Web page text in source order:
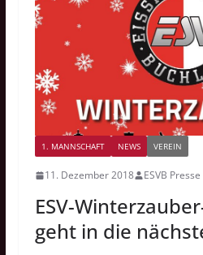
1. MANNSCHAFT NEWS VEREIN
11. Dezember 2018 ESVB Presse
ESV-
geht in die